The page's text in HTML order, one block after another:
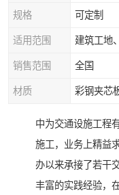
规格 可定制
适用范围 建筑工地
销售范围 全国
材质 彩钢夹芯
中为交通设施工程
施工，业务上精益
办以来承接了若干
丰富的实践经验，